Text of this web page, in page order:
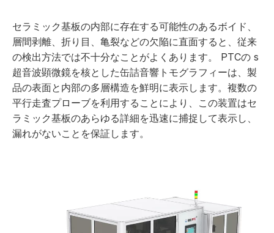
セラミック基板の内部に存在する可能性のあるボイド、
層間剥離、折り目、亀裂などの欠陥に直面すると、従来
の検出方法では不十分なことがよくあります。 PTCの s
超音波顕微鏡を核とした缶詰音響トモグラフィーは、製
品の表面と内部の多層構造を鮮明に表示します。複数の
平行走査プローブを利用することにより、この装置はセ
ラミック基板のあらゆる詳細を迅速に捕捉して表示し、
漏れがないことを保証します。